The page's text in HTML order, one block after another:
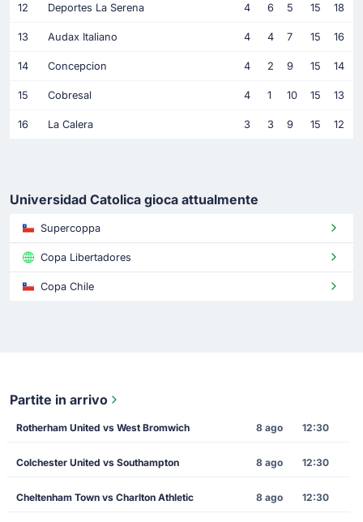
12 Deportes La Serena 4 6 5 15 18
13 Audax Italiano 4 4 7 15 16
14 Concepcion 4 2 9 15 14
15 Cobresal 4 1 10 15 13
16 La Calera 3 3 9 15 12
Universidad Catolica gioca attualmente
Supercoppa
Copa Libertadores
Copa Chile
Partite in arrivo
Rotherham United vs West Bromwich 8 ago 12:30
Colchester United vs Southampton 8 ago 12:30
Cheltenham Town vs Charlton Athletic 8 ago 12:30